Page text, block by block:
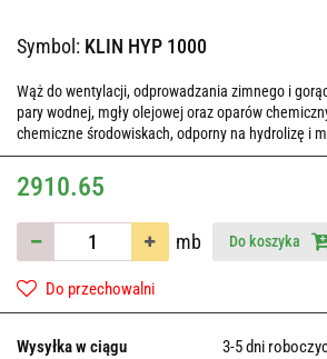
Symbol: KLIN HYP 1000
Wąż do wentylacji, odprowadzania zimnego i
pary wodnej, mgły olejowej oraz oparów
chemiczne środowiskach, odporny na hydrolizę i
2910.65
mb Do koszyka
Do przechowalni
Wysyłka w ciągu 3-5 dni